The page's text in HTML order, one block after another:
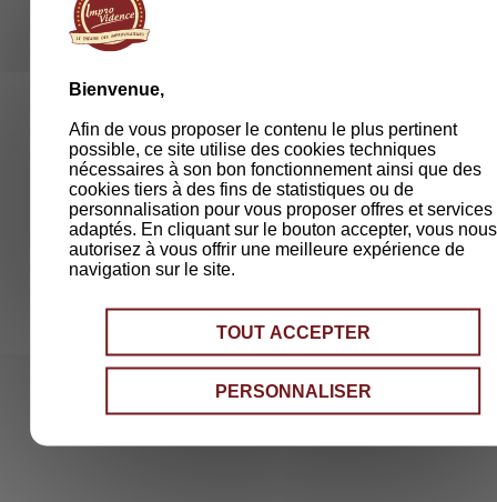
Bienvenue,
Afin de vous proposer le contenu le plus pertinent
possible, ce site utilise des cookies techniques
nécessaires à son bon fonctionnement ainsi que des
cookies tiers à des fins de statistiques ou de
personnalisation pour vous proposer offres et services
adaptés. En cliquant sur le bouton accepter, vous nous
autorisez à vous offrir une meilleure expérience de
navigation sur le site.
TOUT ACCEPTER
PERSONNALISER